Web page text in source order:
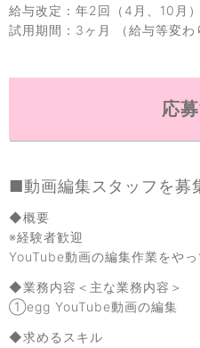
給与改定：年2回（4月、10月）
試用期間：3ヶ月 （給与等変わ
応
■動画編集スタッフを募
◆概要
※経験者歓迎
YouTube動画の編集作業をやっ
◆業務内容＜主な業務内容＞
①egg YouTube動画の編集
◆求めるスキル